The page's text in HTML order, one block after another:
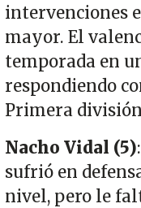
intervenciones
mayor. El
temporada en
respondiendo
Primera
Nacho Vidal (5)
sufrió en
nivel, pero le